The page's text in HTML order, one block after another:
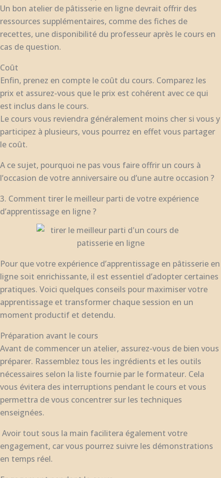
Un bon atelier de pâtisserie en ligne devrait offrir des
ressources supplémentaires, comme des fiches de
recettes, une disponibilité du professeur après le cours en
cas de question.
Coût
Enfin, prenez en compte le coût du cours. Comparez les
prix et assurez-vous que le prix est cohérent avec ce qui
est inclus dans le cours.
Le cours vous reviendra généralement moins cher si vous y
participez à plusieurs, vous pourrez en effet vous partager
le coût.
A ce sujet, pourquoi ne pas vous faire offrir un cours à
l’occasion de votre anniversaire ou d’une autre occasion ?
3. Comment tirer le meilleur parti de votre expérience
d’apprentissage en ligne ?
Pour que votre expérience d’apprentissage en pâtisserie en
ligne soit enrichissante, il est essentiel d’adopter certaines
pratiques. Voici quelques conseils pour maximiser votre
apprentissage et transformer chaque session en un
moment productif et detendu.
Préparation avant le cours
Avant de commencer un atelier, assurez-vous de bien vous
préparer. Rassemblez tous les ingrédients et les outils
nécessaires selon la liste fournie par le formateur. Cela
vous évitera des interruptions pendant le cours et vous
permettra de vous concentrer sur les techniques
enseignées.
Avoir tout sous la main facilitera également votre
engagement, car vous pourrez suivre les démonstrations
en temps réel.